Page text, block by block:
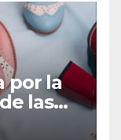
por la
las
y